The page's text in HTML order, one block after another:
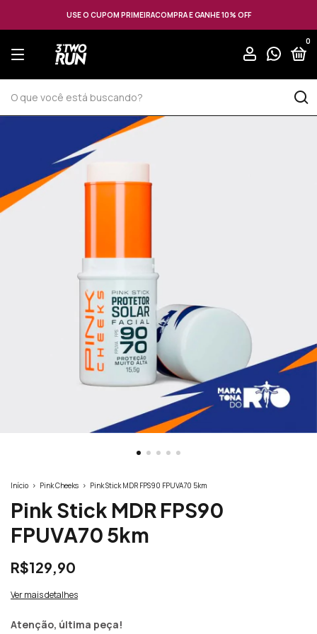
USE O CUPOM PRIMEIRACOMPRA E GANHE 10% OFF
0
Início > Pink Cheeks > Pink Stick MDR FPS90 FPUVA70 5km
Pink Stick MDR FPS90
FPUVA70 5km
R$129,90
Ver mais detalhes
Atenção, última peça!